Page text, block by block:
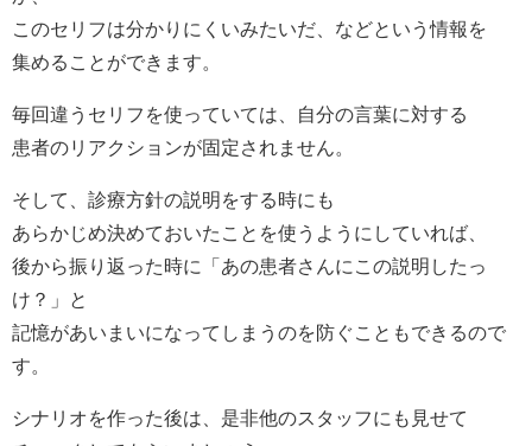
このセリフは分かりにくいみたいだ、などという情報を
集めることができます。
毎回違うセリフを使っていては、自分の言葉に対する
患者のリアクションが固定されません。
そして、診療方針の説明をする時にも
あらかじめ決めておいたことを使うようにしていれば、
後から振り返った時に「あの患者さんにこの説明したっ
け？」と
記憶があいまいになってしまうのを防ぐこともできるので
す。
シナリオを作った後は、是非他のスタッフにも見せて